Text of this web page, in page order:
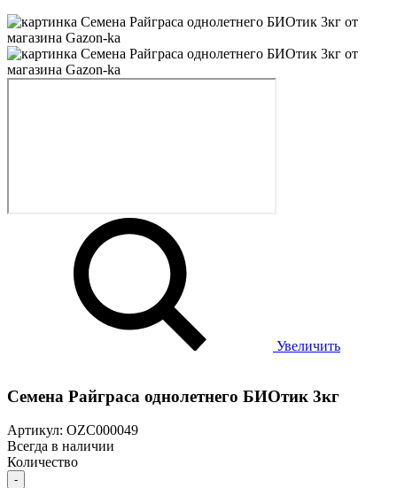
Увеличить
Семена Райграса однолетнего БИОтик 3кг
Артикул: OZС000049
Всегда в наличии
Количество
-